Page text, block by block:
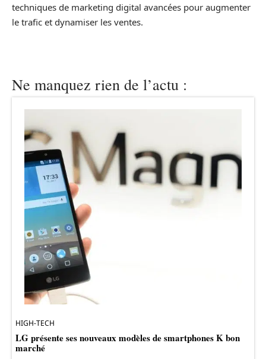
techniques de marketing digital avancées pour augmenter
le trafic et dynamiser les ventes.
Ne manquez rien de l’actu :
HIGH-TECH
LG présente ses nouveaux modèles de smartphones K bon
marché